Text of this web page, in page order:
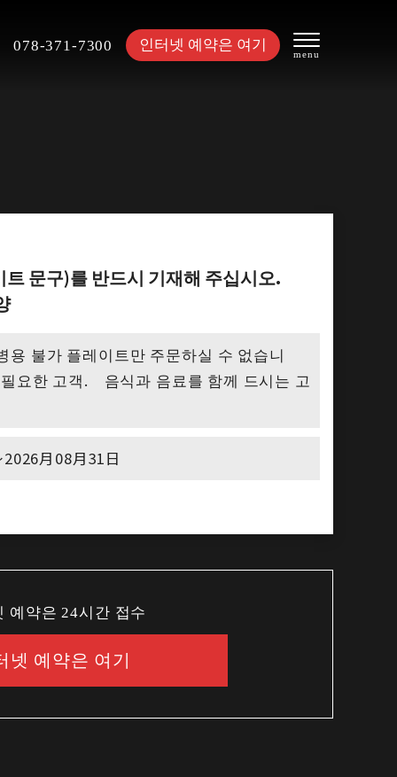
078-371-7300 인터넷 예약은 여기
문구)를 반드시 기재해 주십시오.
용 불가 플레이트만 주문하실 수 없습니
요한 고객. 음식과 음료를 함께 드시는 고
月08月31日
예약은 24시간 접수
넷 예약은 여기